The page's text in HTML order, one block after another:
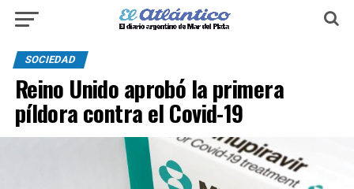
SOCIEDAD
Reino Unido aprobó la primera
píldora contra el Covid-19